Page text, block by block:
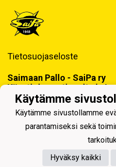
Tietosuojaseloste
Saimaan Pallo - SaiPa ry
Käynti- ja postiosoite ja
Powered by
Käytämme
Käytämme sivustollamme
parantamiseksi sekä
Hyväksy kaikki